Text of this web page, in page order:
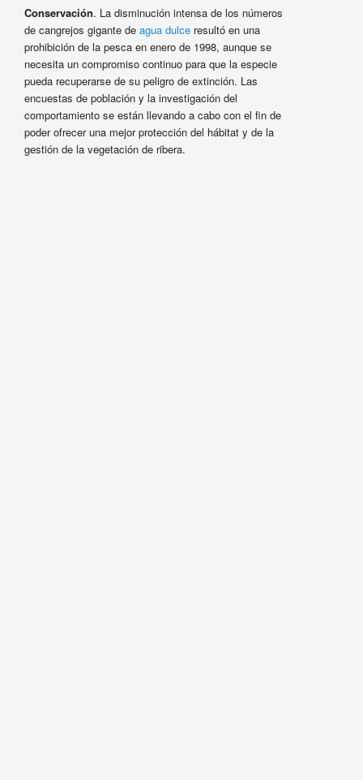
Conservación. La disminución intensa de los números
de cangrejos gigante de agua dulceresultó en una
prohibición de la pesca en enero de 1998, aunque se
necesita un compromiso continuo para que la especie
pueda recuperarse de su peligro de extinción. Las
encuestas de población y la investigación del
comportamiento se están llevando a cabo con el fin de
poder ofrecer una mejor protección del hábitat y de la
gestión de la vegetación de ribera.